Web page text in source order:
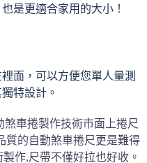
是更適合家用的大小！
面，可以方便您單人量測
特設計。